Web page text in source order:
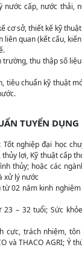
nước cấp, nước thải,
cơ sở, thiết kế kỹ
liên quan (kết cấu,
trường, thu thập số
tiêu chuẩn kỹ thuật
TUYỂN DỤNG
nghiệp đại học
lợi, Kỹ thuật cấp
thủy; hoặc các
xử lý nước
từ 02 năm kinh
23 – 32 tuổi; Sức
cực, trách nhiệm,
và THACO AGRI; Ý